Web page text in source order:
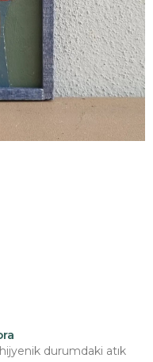
durumdaki atık